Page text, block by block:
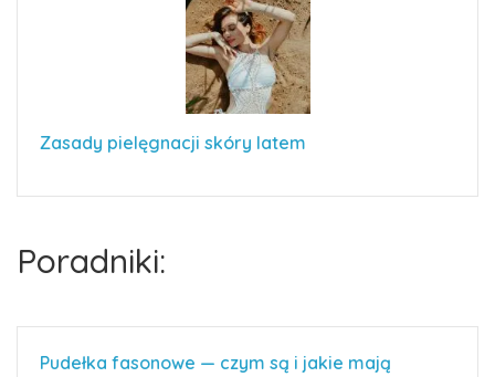
Zasady pielęgnacji skóry latem
Poradniki:
Pudełka fasonowe — czym są i jakie mają